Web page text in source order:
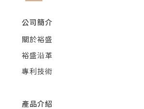
公司簡介
關於裕盛
裕盛沿革
專利技術
產品介紹